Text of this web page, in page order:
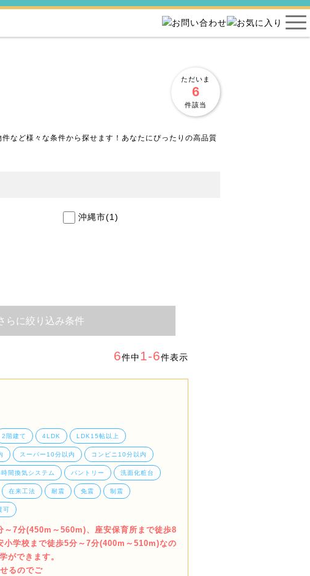
ただいま
6
件該当
など様々な条件から探せます！あなたにぴったりの高品質
沖縄市(1)
らに絞り込み条件
6件中1-6件表示
2階建て 4LDK LDK15帖以上
スーパー10分以内 コンビニ10分以内
間換気システム パントリー 洗面化粧台
在来工法 耐震 免震 制震
可
～7分(450m～560m)、座安保育所まで徒歩8
学校まで徒歩5分～7分(400m～510m)なの
ができます。
るのでご